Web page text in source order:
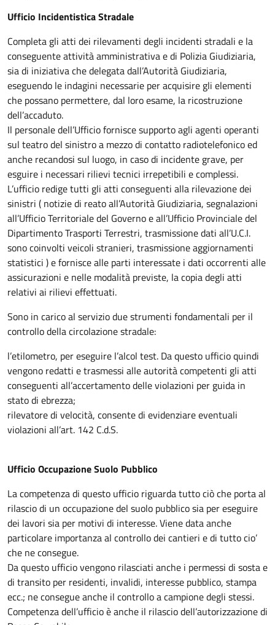
Ufficio Incidentistica Stradale
Completa gli atti dei rilevamenti degli incidenti stradali e la
conseguente attività amministrativa e di Polizia Giudiziaria,
sia di iniziativa che delegata dall’Autorità Giudiziaria,
eseguendo le indagini necessarie per acquisire gli elementi
che possano permettere, dal loro esame, la ricostruzione
dell’accaduto.
Il personale dell’Ufficio fornisce supporto agli agenti operanti
sul teatro del sinistro a mezzo di contatto radiotelefonico ed
anche recandosi sul luogo, in caso di incidente grave, per
esguire i necessari rilievi tecnici irrepetibili e complessi.
L’ufficio redige tutti gli atti conseguenti alla rilevazione dei
sinistri ( notizie di reato all’Autorità Giudiziaria, segnalazioni
all’Ufficio Territoriale del Governo e all’Ufficio Provinciale del
Dipartimento Trasporti Terrestri, trasmissione dati all’U.C.I.
sono coinvolti veicoli stranieri, trasmissione aggiornamenti
statistici ) e fornisce alle parti interessate i dati occorrenti alle
assicurazioni e nelle modalità previste, la copia degli atti
relativi ai rilievi effettuati.
Sono in carico al servizio due strumenti fondamentali per il
controllo della circolazione stradale:
l’etilometro, per eseguire l’alcol test. Da questo ufficio quindi
vengono redatti e trasmessi alle autorità competenti gli atti
conseguenti all’accertamento delle violazioni per guida in
stato di ebrezza;
rilevatore di velocità, consente di evidenziare eventuali
violazioni all’art. 142 C.d.S.
Ufficio Occupazione Suolo Pubblico
La competenza di questo ufficio riguarda tutto ciò che porta al
rilascio di un occupazione del suolo pubblico sia per eseguire
dei lavori sia per motivi di interesse. Viene data anche
particolare importanza al controllo dei cantieri e di tutto cio’
che ne consegue.
Da questo ufficio vengono rilasciati anche i permessi di sosta e
di transito per residenti, invalidi, interesse pubblico, stampa
ecc.; ne consegue anche il controllo a campione degli stessi.
Competenza dell’ufficio è anche il rilascio dell’autorizzazione di